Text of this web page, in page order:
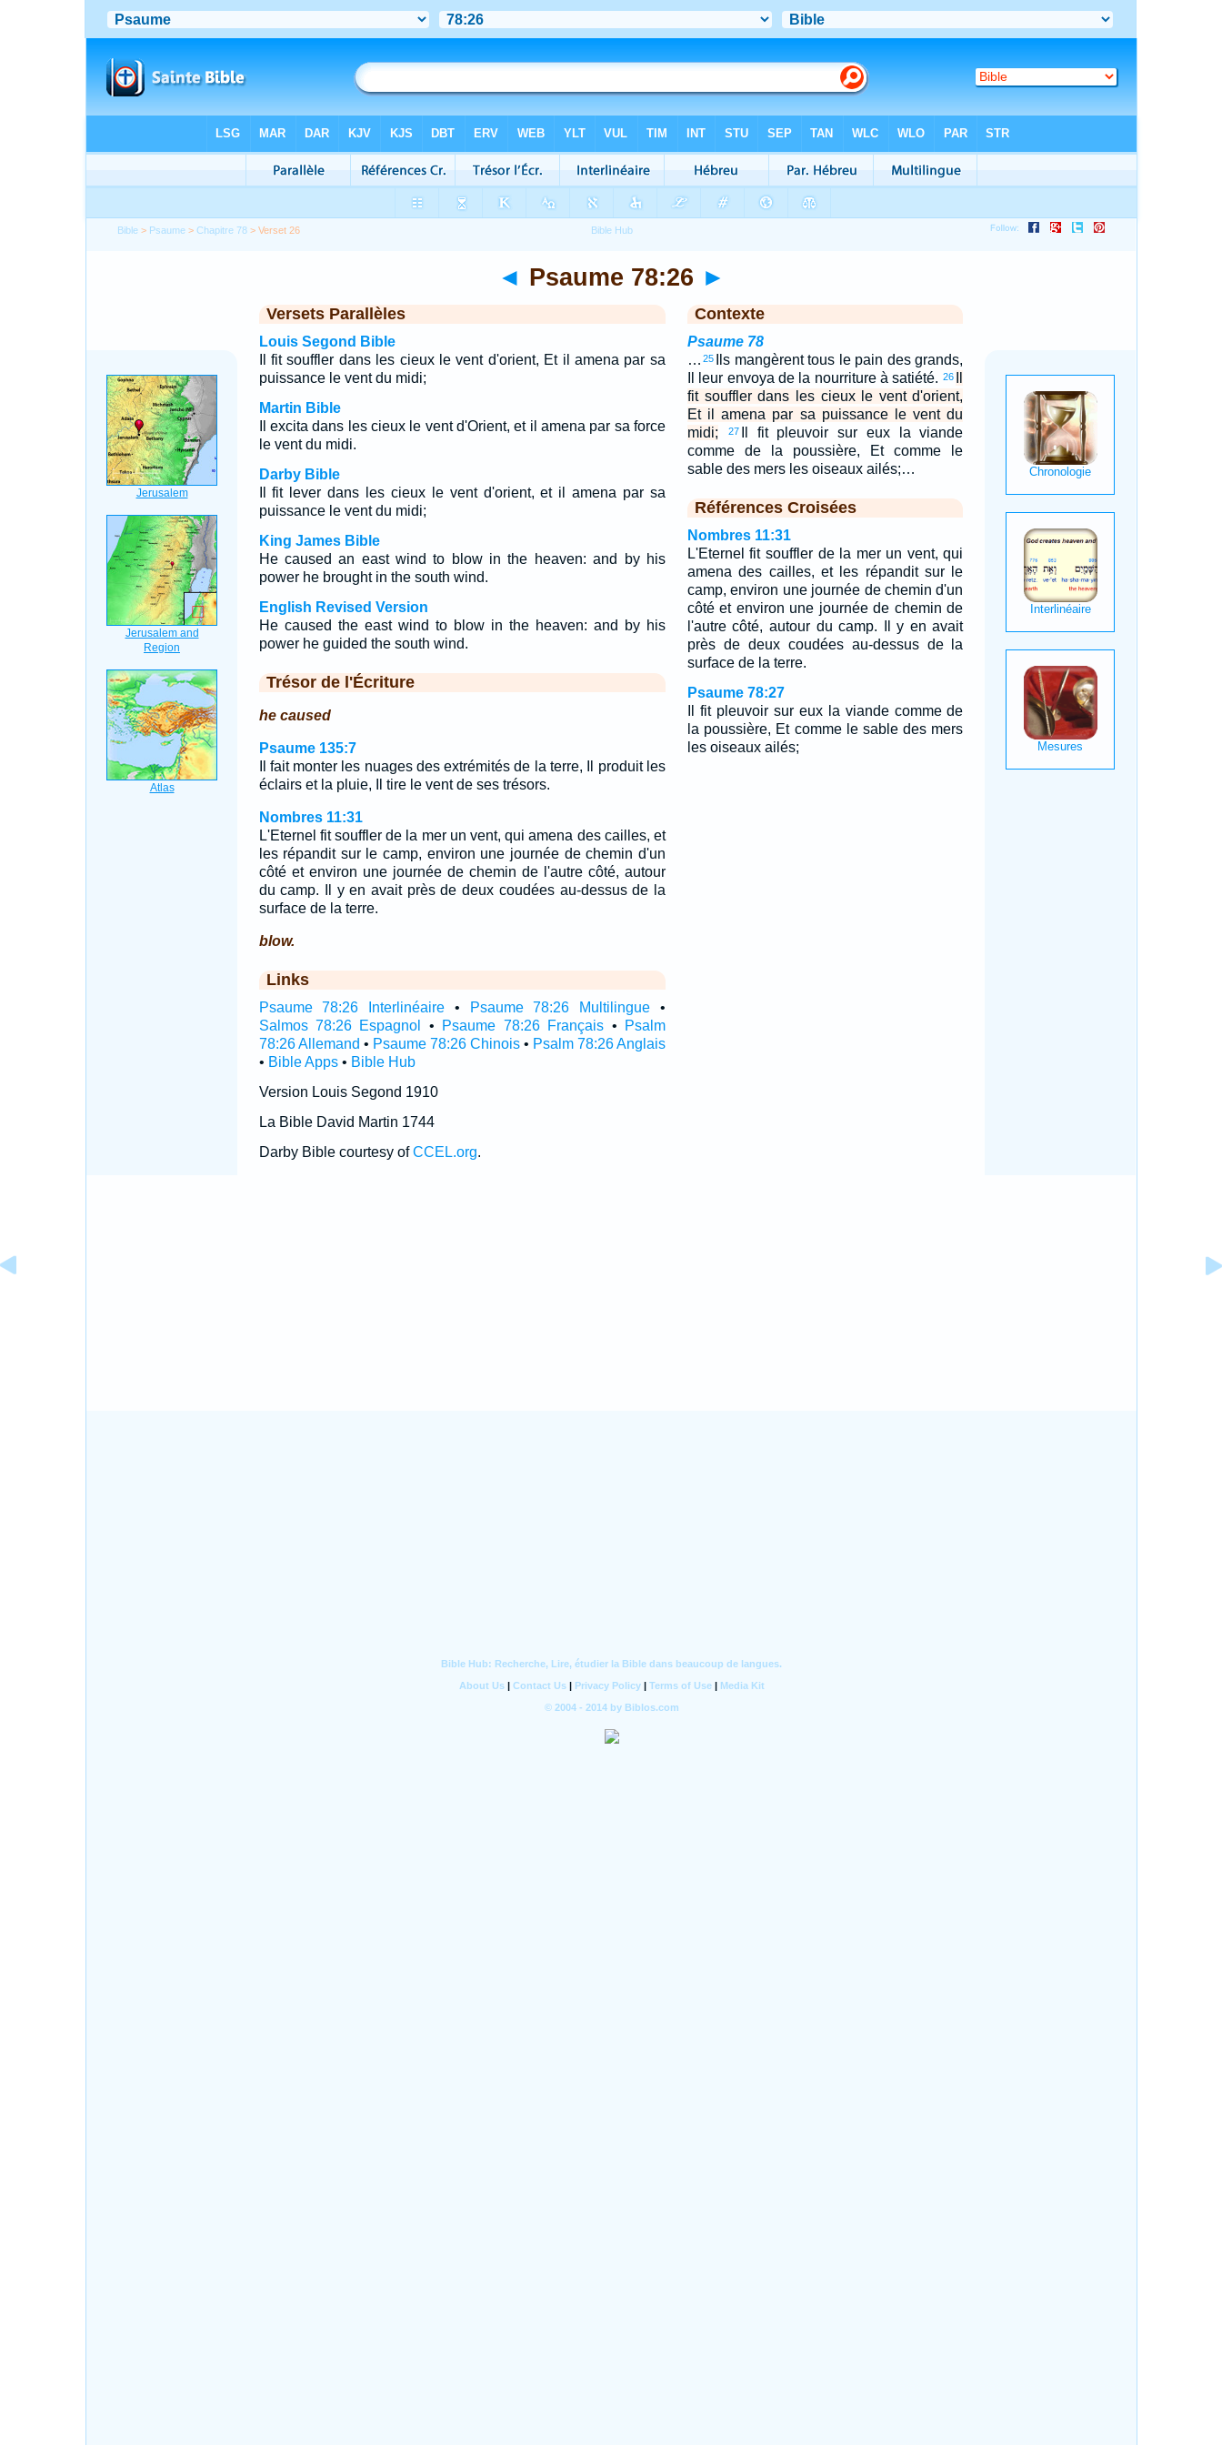
Bible > Psaume >Chapitre 78 > Verset 26
◄ Psaume 78:26 ►
Versets Parallèles
Louis Segond Bible
Il fit souffler dans les cieux le vent d'orient, Et il amena par sa
puissance le vent du midi;
Martin Bible
Il excita dans les cieux le vent d'Orient, et il amena par sa force
le vent du midi.
Darby Bible
Il fit lever dans les cieux le vent d'orient, et il amena par sa
puissance le vent du midi;
King James Bible
He caused an east wind to blow in the heaven: and by his
power he brought in the south wind.
English Revised Version
He caused the east wind to blow in the heaven: and by his
power he guided the south wind.
Trésor de l'Écriture
he caused
Psaume 135:7
Il fait monter les nuages des extrémités de la terre, Il produit les
éclairs et la pluie, Il tire le vent de ses trésors.
Nombres 11:31
L'Eternel fit souffler de la mer un vent, qui amena des cailles, et
les répandit sur le camp, environ une journée de chemin d'un
côté et environ une journée de chemin de l'autre côté, autour
du camp. Il y en avait près de deux coudées au-dessus de la
surface de la terre.
blow.
Links
Psaume 78:26 Interlinéaire • Psaume 78:26 Multilingue •
Salmos 78:26 Espagnol
• Psaume 78:26 Français •
Psalm
78:26 Allemand • Psaume 78:26 Chinois• Psalm 78:26 Anglais
• Bible Apps• Bible Hub
Version Louis Segond 1910
La Bible David Martin 1744
Darby Bible courtesy ofCCEL.org.
Contexte
Psaume 78
… 25
Ils mangèrent tous le pain des grands,
Il leur envoya de la nourriture à satiété. 26
fit souffler dans les cieux le vent d'orient,
Et il amena par sa puissance le vent du
midi;
27
Il fit pleuvoir sur eux la viande
comme de la poussière, Et comme le
sable des mers les oiseaux ailés;…
Références Croisées
Nombres 11:31
L'Eternel fit souffler de la mer un vent, qui
amena des cailles, et les répandit sur le
camp, environ une journée de chemin d'un
côté et environ une journée de chemin de
l'autre côté, autour du camp. Il y en avait
près de deux coudées au-dessus de la
surface de la terre.
Psaume 78:27
Il fit pleuvoir sur eux la viande comme de
la poussière, Et comme le sable des mers
les oiseaux ailés;